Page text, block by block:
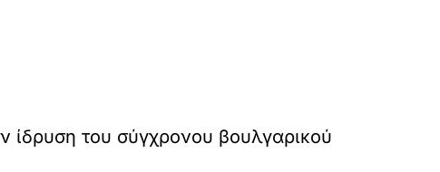
ίδρυση του σύγχρονου βουλγαρικού